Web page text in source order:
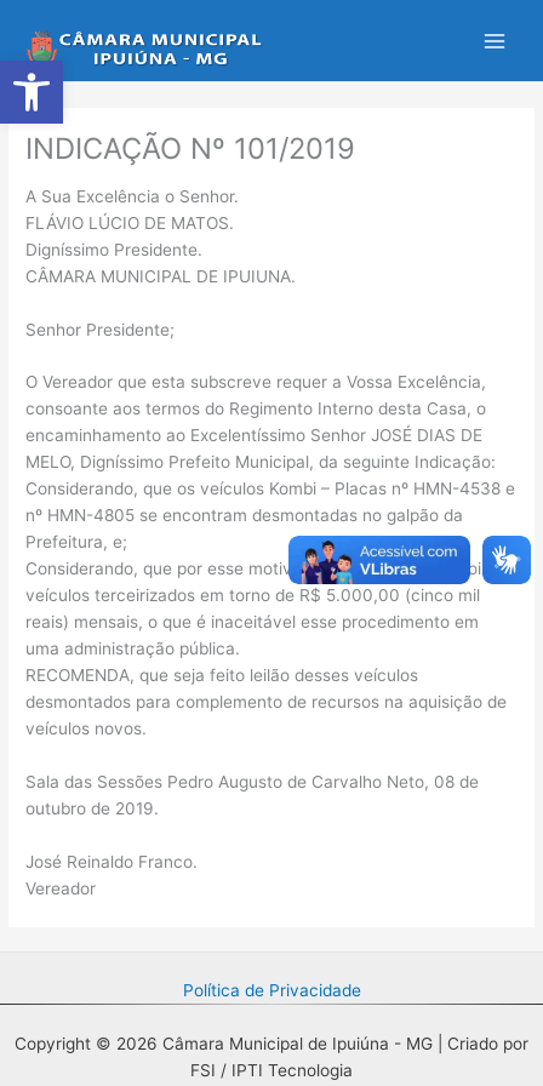
Abrir a barra de ferramentas
para
o
conteúdo
INDICAÇÃO Nº 101/2019
A Sua Excelência o Senhor.
FLÁVIO LÚCIO DE MATOS.
Digníssimo Presidente.
CÂMARA MUNICIPAL DE IPUIUNA.
Senhor Presidente;
O Vereador que esta subscreve requer a Vossa Excelência,
consoante aos termos do Regimento Interno desta Casa, o
encaminhamento ao Excelentíssimo Senhor JOSÉ DIAS DE
MELO, Digníssimo Prefeito Municipal, da seguinte Indicação:
Considerando, que os veículos Kombi – Placas nº HMN-4538 e
nº HMN-4805 se encontram desmontadas no galpão da
Prefeitura, e;
Considerando, que por esse motivo se gasta com mais dois
veículos terceirizados em torno de R$ 5.000,00 (cinco mil
reais) mensais, o que é inaceitável esse procedimento em
uma administração pública.
RECOMENDA, que seja feito leilão desses veículos
desmontados para complemento de recursos na aquisição de
veículos novos.
Sala das Sessões Pedro Augusto de Carvalho Neto, 08 de
outubro de 2019.
José Reinaldo Franco.
Vereador
Política de Privacidade
Copyright © 2026 Câmara Municipal de Ipuiúna - MG | Criado por
FSI / IPTI Tecnologia